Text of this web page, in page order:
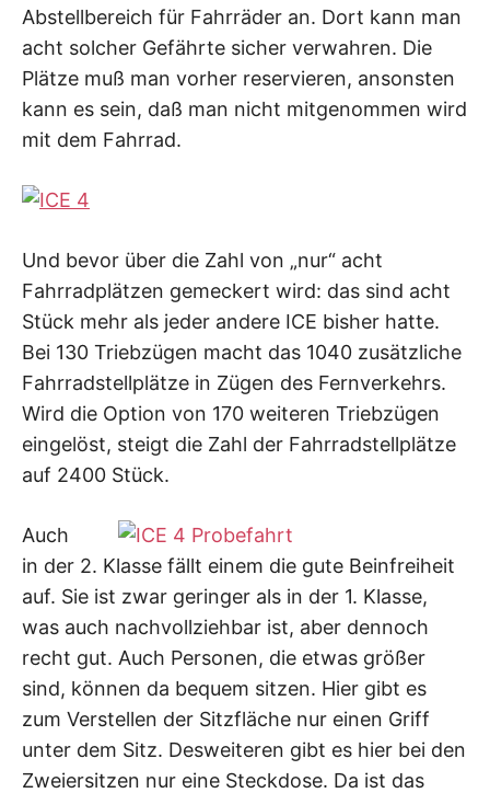
Abstellbereich für Fahrräder an. Dort kann man
acht solcher Gefährte sicher verwahren. Die
Plätze muß man vorher reservieren, ansonsten
kann es sein, daß man nicht mitgenommen wird
mit dem Fahrrad.
Und bevor über die Zahl von „nur“ acht
Fahrradplätzen gemeckert wird: das sind acht
Stück mehr als jeder andere ICE bisher hatte.
Bei 130 Triebzügen macht das 1040 zusätzliche
Fahrradstellplätze in Zügen des Fernverkehrs.
Wird die Option von 170 weiteren Triebzügen
eingelöst, steigt die Zahl der Fahrradstellplätze
auf 2400 Stück.
Auch
in der 2. Klasse fällt einem die gute Beinfreiheit
auf. Sie ist zwar geringer als in der 1. Klasse,
was auch nachvollziehbar ist, aber dennoch
recht gut. Auch Personen, die etwas größer
sind, können da bequem sitzen. Hier gibt es
zum Verstellen der Sitzfläche nur einen Griff
unter dem Sitz. Desweiteren gibt es hier bei den
Zweiersitzen nur eine Steckdose. Da ist das